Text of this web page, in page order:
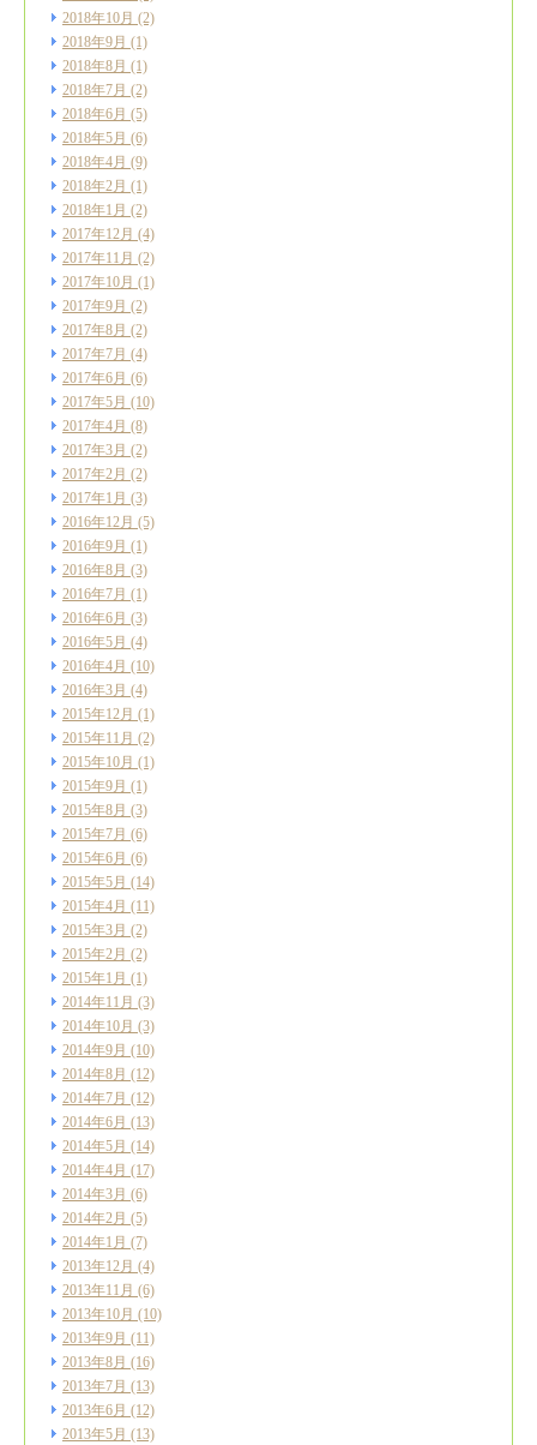
2018年10月 (2)
2018年9月 (1)
2018年8月 (1)
2018年7月 (2)
2018年6月 (5)
2018年5月 (6)
2018年4月 (9)
2018年2月 (1)
2018年1月 (2)
2017年12月 (4)
2017年11月 (2)
2017年10月 (1)
2017年9月 (2)
2017年8月 (2)
2017年7月 (4)
2017年6月 (6)
2017年5月 (10)
2017年4月 (8)
2017年3月 (2)
2017年2月 (2)
2017年1月 (3)
2016年12月 (5)
2016年9月 (1)
2016年8月 (3)
2016年7月 (1)
2016年6月 (3)
2016年5月 (4)
2016年4月 (10)
2016年3月 (4)
2015年12月 (1)
2015年11月 (2)
2015年10月 (1)
2015年9月 (1)
2015年8月 (3)
2015年7月 (6)
2015年6月 (6)
2015年5月 (14)
2015年4月 (11)
2015年3月 (2)
2015年2月 (2)
2015年1月 (1)
2014年11月 (3)
2014年10月 (3)
2014年9月 (10)
2014年8月 (12)
2014年7月 (12)
2014年6月 (13)
2014年5月 (14)
2014年4月 (17)
2014年3月 (6)
2014年2月 (5)
2014年1月 (7)
2013年12月 (4)
2013年11月 (6)
2013年10月 (10)
2013年9月 (11)
2013年8月 (16)
2013年7月 (13)
2013年6月 (12)
2013年5月 (13)